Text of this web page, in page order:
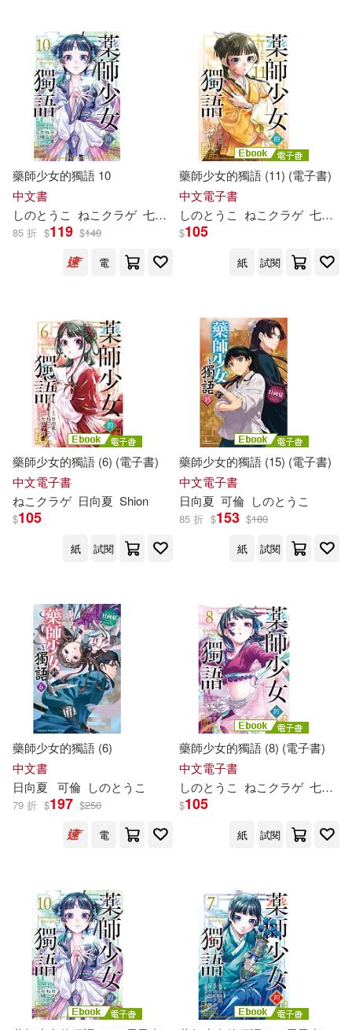
藥師少女的獨語 10
中文書
しのと うこ ねこクラゲ 七緒一綺 日向夏 Shion
85 折 $119 $140
電
藥師少女的獨語 (11) (電子書)
中文電子書
しのと うこ ねこクラゲ 七緒一綺
$105
紙 試閱
藥師少女的獨語 (6) (電子書)
中文電子書
ねこクラゲ 日向夏 Shion
$105
紙 試閱
藥師少女的獨語 (15) (電子書)
中文電子書
日向夏 可倫 しのと うこ
85 折 $153 $180
紙
試閱
藥師少女的獨語 (6)
中文書
日向夏
可倫 しのと うこ
79 折 $197 $250
電
藥師少女的獨語 (8) (電子書)
中文電子書
しのと うこ ねこクラゲ 七緒一綺
$105
紙 試閱